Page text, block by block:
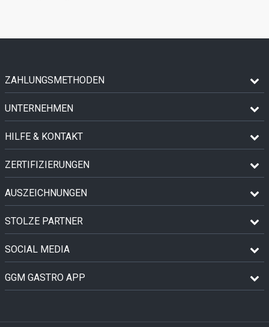
ZAHLUNGSMETHODEN
UNTERNEHMEN
HILFE & KONTAKT
ZERTIFIZIERUNGEN
AUSZEICHNUNGEN
STOLZE PARTNER
SOCIAL MEDIA
GGM GASTRO APP